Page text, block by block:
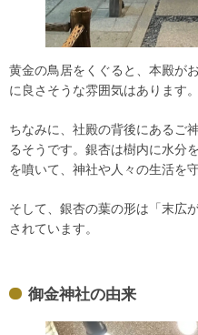
黄金の鳥居をくぐると、本殿が
に良さそうな雰囲気はあります。
ちなみに、社殿の背後にあるご
るそうです。銀杏は樹内に水分
を噴いて、神社や人々の生活を
そして、銀杏の葉の形は「末広
されています。
御金神社の由来